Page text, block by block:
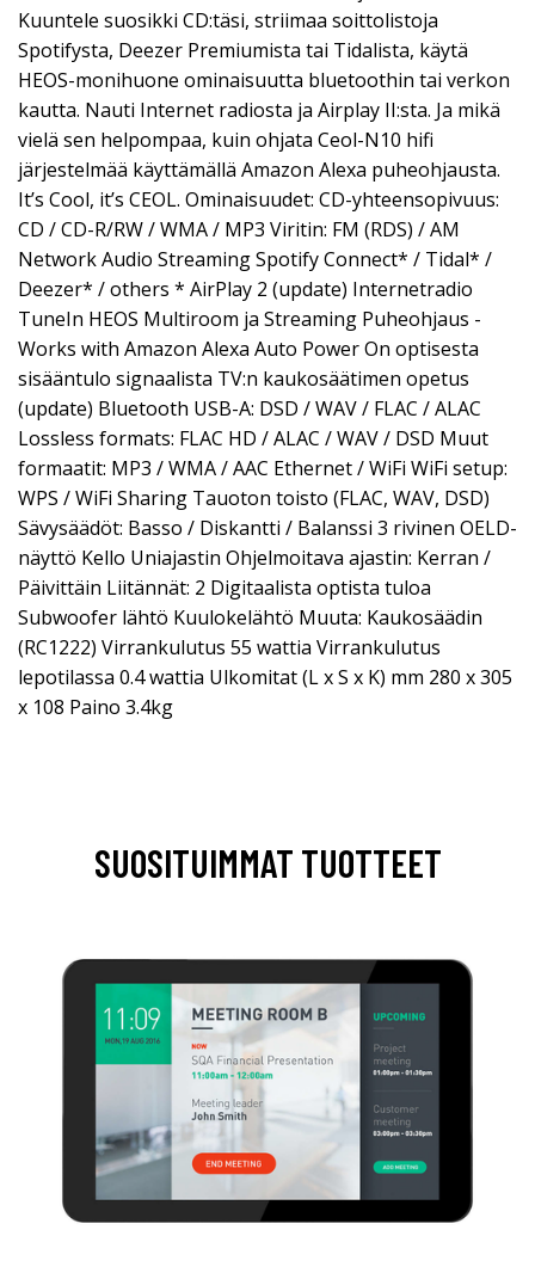
Kuuntele suosikki CD:täsi, striimaa soittolistoja
Spotifysta, Deezer Premiumista tai Tidalista, käytä
HEOS-monihuone ominaisuutta bluetoothin tai verkon
kautta. Nauti Internet radiosta ja Airplay II:sta. Ja mikä
vielä sen helpompaa, kuin ohjata Ceol-N10 hifi
järjestelmää käyttämällä Amazon Alexa puheohjausta.
It’s Cool, it’s CEOL. Ominaisuudet: CD-yhteensopivuus:
CD / CD-R/RW / WMA / MP3 Viritin: FM (RDS) / AM
Network Audio Streaming Spotify Connect* / Tidal* /
Deezer* / others * AirPlay 2 (update) Internetradio
TuneIn HEOS Multiroom ja Streaming Puheohjaus -
Works with Amazon Alexa Auto Power On optisesta
sisääntulo signaalista TV:n kaukosäätimen opetus
(update) Bluetooth USB-A: DSD / WAV / FLAC / ALAC
Lossless formats: FLAC HD / ALAC / WAV / DSD Muut
formaatit: MP3 / WMA / AAC Ethernet / WiFi WiFi setup:
WPS / WiFi Sharing Tauoton toisto (FLAC, WAV, DSD)
Sävysäädöt: Basso / Diskantti / Balanssi 3 rivinen OELD-
näyttö Kello Uniajastin Ohjelmoitava ajastin: Kerran /
Päivittäin Liitännät: 2 Digitaalista optista tuloa
Subwoofer lähtö Kuulokelähtö Muuta: Kaukosäädin
(RC1222) Virrankulutus 55 wattia Virrankulutus
lepotilassa 0.4 wattia Ulkomitat (L x S x K) mm 280 x 305
x 108 Paino 3.4kg
SUOSITUIMMAT TUOTTEET